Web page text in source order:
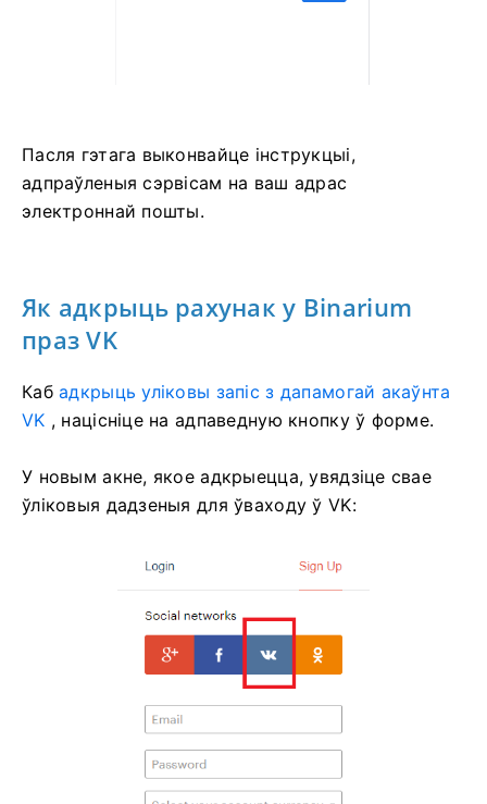
Пасля гэтага выконвайце інструкцыі,
адпраўленыя сэрвісам на ваш адрас
электроннай пошты.
Як адкрыць рахунак у Binarium
праз VK
Кабадкрыць уліковы запіс з дапамогай акаўнта
VK , націсніце на адпаведную кнопку ў форме.
У новым акне, якое адкрыецца, увядзіце свае
ўліковыя дадзеныя для ўваходу ў VK: